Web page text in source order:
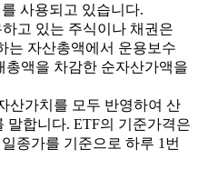
사용되고 있습니다.
고 있는 주식이나 채권은
는 자산총액에서 운용보수
총액을 차감한 순자산가액을
산가치를 모두 반영하여 산
말합니다. ETF의 기준가격은
종가를 기준으로 하루 1번